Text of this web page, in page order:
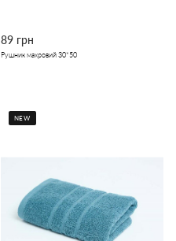
89 грн
Рушник махровий 30*50
NEW